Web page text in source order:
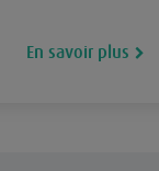
En savoir plus